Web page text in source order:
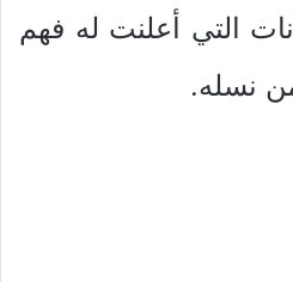
التي أعلنت له فهم
نسله.